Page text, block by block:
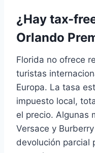
¿Hay tax-
Orlando
Florida no ofrece
turistas
Europa. La tasa
impuesto local,
el precio. Algunas
Versace y
devolución parcial